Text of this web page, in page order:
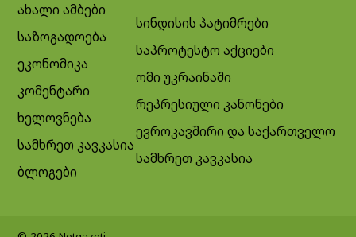
ახალი ამბები
საზოგადოება
ეკონომიკა
კომენტარი
ხელოვნება
სამხრეთ კავკასია
ბლოგები
სინდისის პატიმრები
საპროტესტო აქციები
ომი უკრაინაში
რეპრესიული კანონები
ევროკავშირი და საქართველო
სამხრეთ კავკასია